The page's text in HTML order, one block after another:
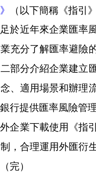
（以下簡稱《指引
足於近年來企業匯
充分了解匯率避險
部分介紹企業建立
、適用場景和辦理
行提供匯率風險管
企業下載使用《指
，合理運用外匯衍
完）